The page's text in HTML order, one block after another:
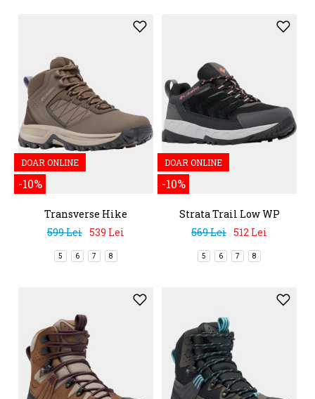
DOAR ONLINE
-10%
Transverse Hike
Waterproof
599 Lei 539 Lei
5 6 7 8
DOAR ONLINE
-10%
Strata Trail Low WP
569 Lei 512 Lei
5 6 7 8